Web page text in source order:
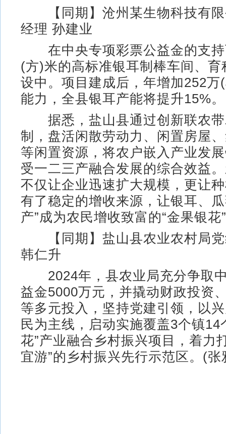
【同期】沧州某生物科技有限
经理 孙建业
在中央专项彩票公益金的支持
(方)米的高标准银耳制棒车间、育
设中。项目建成后，年增加252万
能力，全县银耳产能将提升15%。
据悉，盐山县通过创新联农带
制，盘活闲散劳动力、闲置房屋
等闲置资源，将农户嵌入产业发
受一二三产融合发展的综合效益
不仅让企业迅速扩大规模，更让
有了稳定的增收来源，让银耳、
产”成为农民增收致富的“金果银花
【同期】盐山县农业农村局党
韩仁升
2024年，县农业局充分争取
益金5000万元，并撬动财政投资
等多元投入，坚持党建引领，以
民为主线，启动实施覆盖3个镇14
花”产业融合乡村振兴项目，着力
宜游”的乡村振兴先行示范区。(